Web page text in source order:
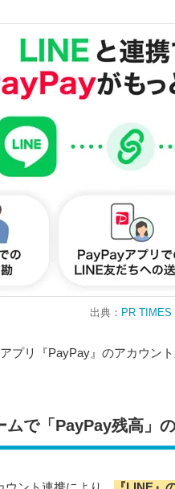
出典： PR TIMES
プリ『PayPay』のアカウン
ムで「PayPay残高」